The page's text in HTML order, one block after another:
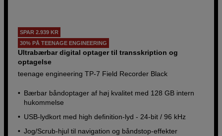
SPAR 2.939 KR
30% PÅ TEENAGE ENGINEERING
Ultrabærbar digital optager til transskription og
optagelse
teenage engineering TP-7 Field Recorder Black
Bærbar båndoptager af høj kvalitet med 128 GB intern
hukommelse
USB-lydkort med high definition-lyd - 24-bit / 96 kHz
Jog/Scrub-hjul til navigation og båndstop-effekter